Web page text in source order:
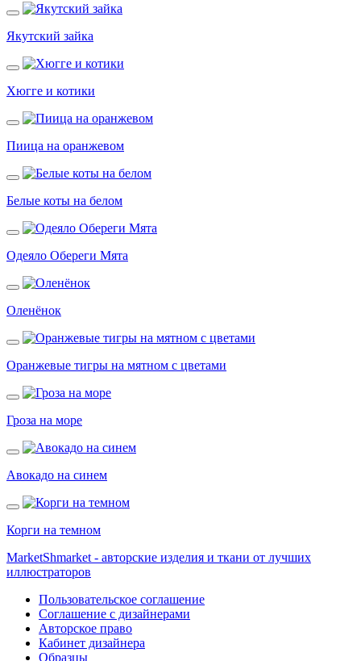
Якутский зайка
Хюгге и котики
Пиица на оранжевом
Белые коты на белом
Одеяло Обереги Мята
Оленёнок
Оранжевые тигры на мятном с цветами
Гроза на море
Авокадо на синем
Корги на темном
MarketShmarket - авторские изделия и ткани от лучших
иллюстраторов
Пользовательское соглашение
Соглашение с дизайнерами
Авторское право
Кабинет дизайнера
Образцы